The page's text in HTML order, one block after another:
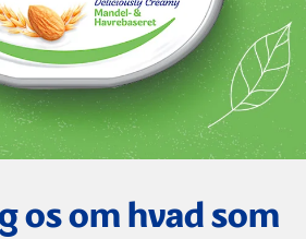
os om hvad som